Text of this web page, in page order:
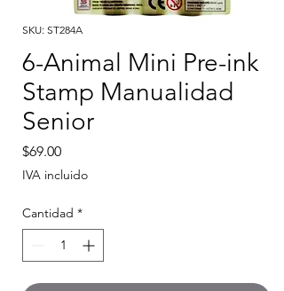
SKU: ST284A
6-Animal Mini Pre-ink
Stamp Manualidad
Senior
$69.00Precio
IVA incluido
Cantidad *